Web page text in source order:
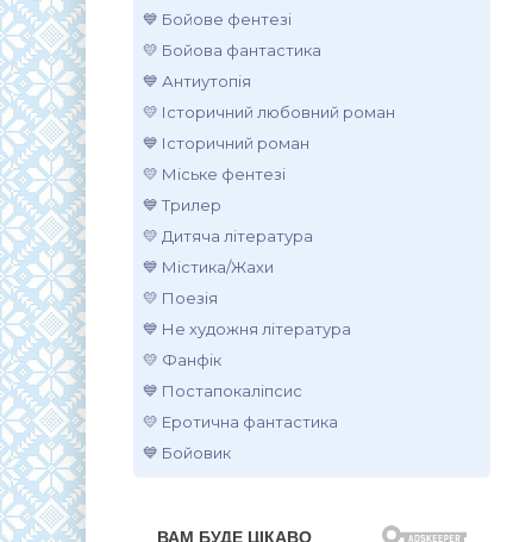
💙 Бойове фентезі
💛 Бойова фантастика
💙 Антиутопія
💛 Історичний любовний роман
💙 Історичний роман
💛 Міське фентезі
💙 Трилер
💛 Дитяча література
💙 Містика/Жахи
💛 Поезія
💙 Не художня література
💛 Фанфік
💙 Постапокаліпсис
💛 Еротична фантастика
💙 Бойовик